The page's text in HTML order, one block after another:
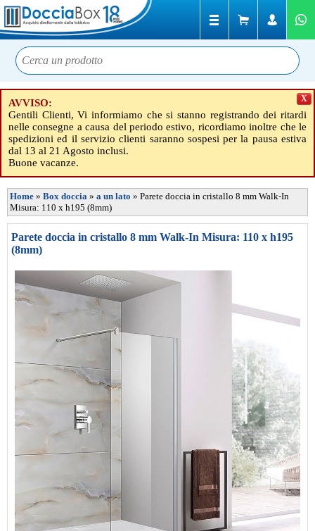
AVVISO:
Gentili Clienti, Vi informiamo che si stanno registrando dei ritardi
nelle consegne a causa del periodo estivo, ricordiamo inoltre che le
spedizioni ed il servizio clienti saranno sospesi per la pausa estiva
dal 13 al 21 Agosto inclusi.
Buone vacanze.
X
Home » Box doccia » a un lato » Parete doccia in cristallo 8 mm Walk-In
Misura: 110 x h195 (8mm)
Parete doccia in cristallo 8 mm Walk-In Misura: 110 x h195
(8mm)